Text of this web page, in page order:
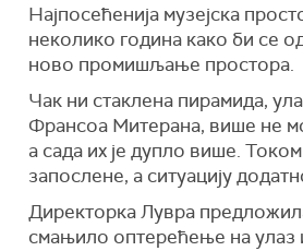
Најпосећенија музејска
неколико година како би се
ново промишљање простора.
Чак ни стаклена пирамида,
Франсоа Митерана, више не
а сада их је дупло више.
запослене, а ситуацију
Директорка Лувра
смањило оптерећење на улаз